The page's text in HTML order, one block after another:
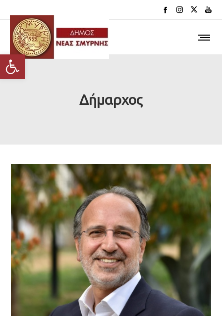
Ανοίξτε τη γραμμή εργαλείων
Δήμαρχος